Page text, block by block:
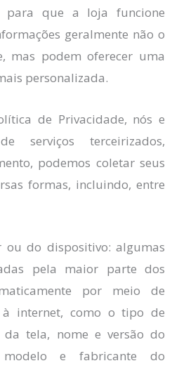
para que a loja funcione
geralmente não o
mas podem oferecer uma
personalizada.
de Privacidade, nós e
serviços terceirizados,
podemos coletar seus
formas, incluindo, entre
ou do dispositivo: algumas
pela maior parte dos
por meio de
à internet, como o tipo de
da tela, nome e versão do
modelo e fabricante do